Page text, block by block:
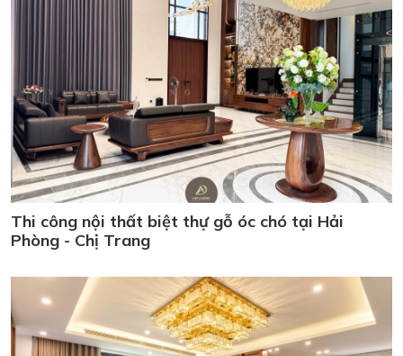
Thi công nội thất biệt thự gỗ óc chó tại Hải
Phòng - Chị Trang